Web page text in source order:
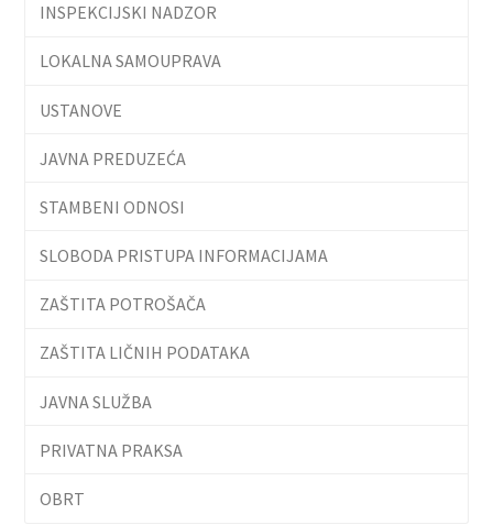
INSPEKCIJSKI NADZOR
LOKALNA SAMOUPRAVA
USTANOVE
JAVNA PREDUZEĆA
STAMBENI ODNOSI
SLOBODA PRISTUPA INFORMACIJAMA
ZAŠTITA POTROŠAČA
ZAŠTITA LIČNIH PODATAKA
JAVNA SLUŽBA
PRIVATNA PRAKSA
OBRT